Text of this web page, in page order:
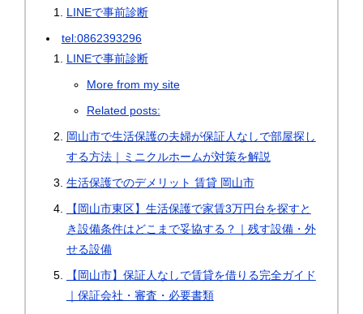
LINEで事前診断
tel:0862393296
LINEで事前診断
More from my site
Related posts:
岡山市で生活保護の夫婦が保証人なしで部屋探し
する方法｜ミニクルホームが対策を解説
生活保護でのデメリット 賃貸 岡山市
【岡山市東区】生活保護で家賃3万円台を探すと
き設備条件はどこまで妥協する？｜残す設備・外
せる設備
【岡山市】保証人なしで賃貸を借りる完全ガイド
｜保証会社・審査・必要書類